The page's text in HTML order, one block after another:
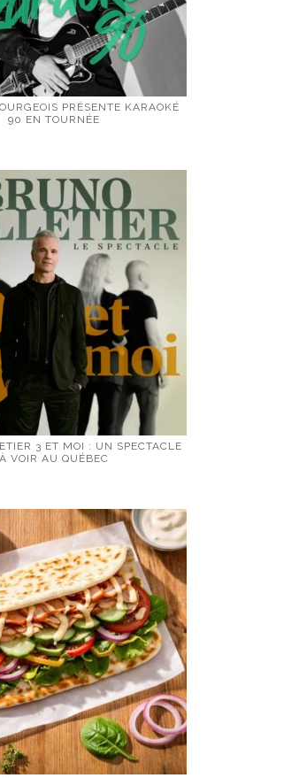
PRÉSENTE KARAOKÉ
90 EN TOURNÉE
3 ET MOI : UN SPECTACLE
À VOIR AU QUÉBEC